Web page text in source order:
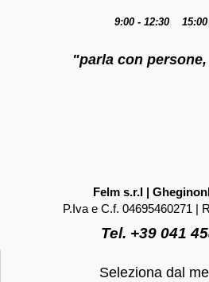
9:00 - 12:30 15:00
"parla con
Felm s.r.l |
P.Iva e C.f. 04695460271 |
Tel. +39 041
Seleziona dal